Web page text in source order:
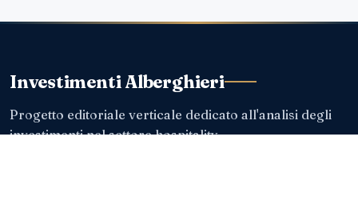
Investimenti Alberghieri
Progetto editoriale verticale dedicato all'analisi degli
investimenti nel settore hospitality.